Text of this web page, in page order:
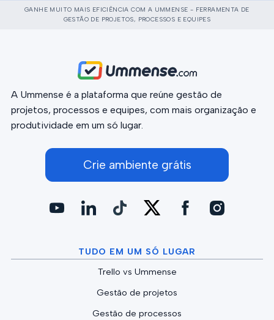
GANHE MUITO MAIS EFICIÊNCIA COM A UMMENSE - FERRAMENTA DE
GESTÃO DE PROJETOS, PROCESSOS E EQUIPES
A Ummense é a plataforma que reúne gestão de
projetos, processos e equipes, com mais organização e
produtividade em um só lugar.
Crie ambiente grátis
TUDO EM UM SÓ LUGAR
Trello vs Ummense
Gestão de projetos
Gestão de processos